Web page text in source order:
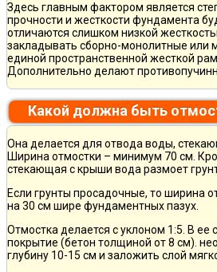
Здесь главным фактором является
прочности и жесткости фундамента
отличаются слишком низкой
закладывать сборно-монолитные
единой пространственной жесткой
Дополнительно делают
Какой должна быть
Она делается для отвода воды,
Ширина отмостки – минимум 70 см.
стекающая с крыши вода размоет
Если грунты просадочные, то ширина
на 30 см шире фундаментных пазух.
Отмостка делается с уклоном 1:5. В
покрытие (бетон толщиной от 8 см).
глубину 10-15 см и заложить слой